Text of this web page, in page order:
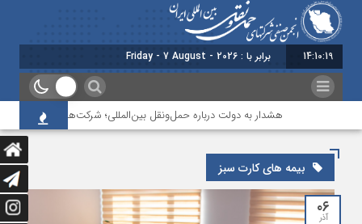
14:10:19 برابر با : Friday - 7 August - 2026
هشدار به دولت درباره حمل‌ونقل بین‌المللی؛ شرکت‌ها زیر فشار
بیمه های کارت سبز
۰۶
آذر